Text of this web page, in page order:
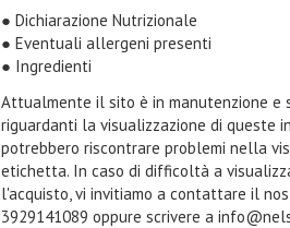
● Dichiarazione Nutrizionale
● Eventuali allergeni presenti
● Ingredienti
Attualmente il sito è in manutenzione
riguardanti la visualizzazione di queste
potrebbero riscontrare problemi nella
etichetta. In caso di difficoltà a
l'acquisto, vi invitiamo a contattare il
3929141089 oppure scrivere a